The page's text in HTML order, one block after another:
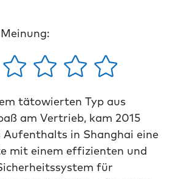
tätowierten Typ aus
am Vertrieb, kam 2015
Aufenthalts in Shanghai eine
mit einem effizienten und
für